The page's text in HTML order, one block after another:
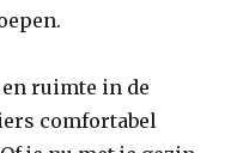
ruimte in de
comfortabel